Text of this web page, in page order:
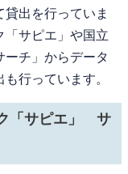
出を行っていま
「サピエ」や国立
ーチ」からデータ
行っています。
「サピエ」 サ